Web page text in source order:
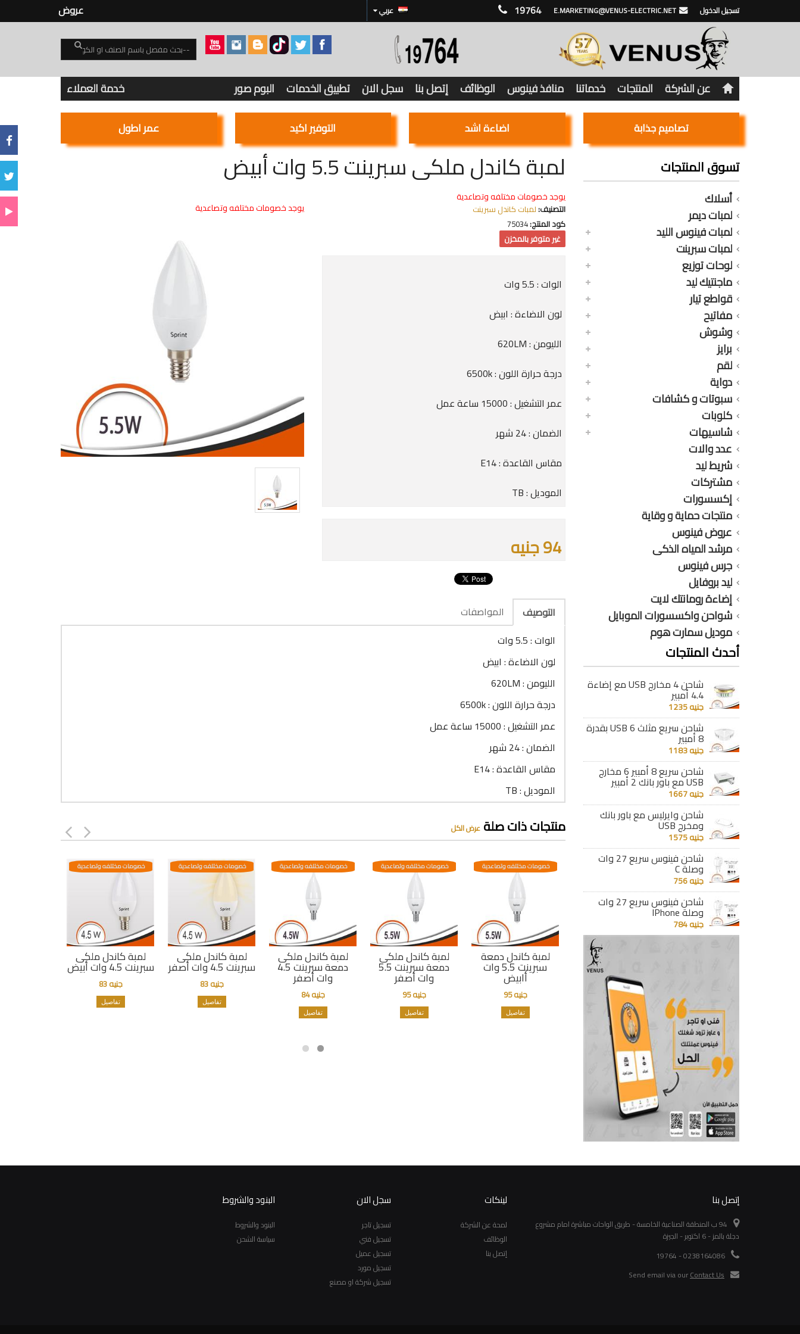
19764 E.MARKETING@VENUS-ELECTRIC.NET تسجيل الدخول عربي عروض
عن الشركة المنتجات خدماتنا منافذ فينوس الوظائف إتصل بنا سجل الان تطبيق الخدمات البوم صور خدمة العملاء
تصاميم جذابة اضاءة اشد التوفير اكيد عمر اطول
تسوق المنتجات
أسلاك
لمبات ديمر
لمبات فينوس الليد
لمبات سبرينت
لوحات توزيع
ماجنتيك ليد
قواطع تيار
مفاتيح
وشوش
برايز
لقم
دواية
سبوتات و كشافات
كلوبات
شاسيهات
عدد والات
شريط ليد
مشتركات
إكسسورات
منتجات حماية و وقاية
عروض فينوس
مرشد المياه الذكى
جرس فينوس
ليد بروفايل
إضاءة رومانتك لايت
شواحن واكسسورات الموبايل
موديل سمارت هوم
أحدث المنتجات
شاحن 4 مخارج USB مع إضاءة
4.4 أمبير
جنيه 1235
شاحن سريع مثلث 6 USB بقدرة
8 أمبير
جنيه 1183
شاحن سريع 8 أمبير 6 مخارج
USB مع باور بانك 2 أمبير
جنيه 1667
شاحن وايرليس مع باور بانك
ومخرج USB
جنيه 1575
شاحن فينوس سريع 27 وات
وصلة C
جنيه 756
شاحن فينوس سريع 27 وات
وصلة IPhone
جنيه 784
لمبة كاندل ملكى سبرينت 5.5 وات أبيض
يوجد خصومات مختلفه وتصاعدية
التصنيف:لمبات كاندل سبرينت
كود المنتج:75034
غير متوفر بالمخزن
الوات : 5.5 وات
لون الاضاءة : ابيض
الليومن : 620LM
درجة حرارة اللون : 6500k
عمر التشغيل : 15000 ساعة عمل
الضمان : 24 شهر
مقاس القاعدة : E14
الموديل : TB
94 جنيه
يوجد خصومات مختلفه وتصاعدية
التوصيف
المواصفات
الوات : 5.5 وات
لون الاضاءة : ابيض
الليومن : 620LM
درجة حرارة اللون : 6500k
عمر التشغيل : 15000 ساعة عمل
الضمان : 24 شهر
مقاس القاعدة : E14
الموديل : TB
منتجات ذات صلةعرض الكل
لمبة كاندل ملكى
سبرينت 4.5 وات أبيض
خصومات مختلفه وتصاعدية
جنيه 83
تفاصيل
لمبة كاندل ملكى
سبرينت 4.5 وات أصفر
خصومات مختلفه وتصاعدية
جنيه 83
تفاصيل
لمبة كاندل ملكى
دمعة سبرينت 4.5
وات أصفر
خصومات مختلفه وتصاعدية
جنيه 84
تفاصيل
لمبة كاندل ملكى
دمعة سبرينت 5.5
وات أصفر
خصومات مختلفه وتصاعدية
جنيه 95
تفاصيل
لمبة كاندل دمعة
سبرينت 5.5 وات
أابيض
خصومات مختلفه وتصاعدية
جنيه 95
تفاصيل
لمبة كاندل ملكى
دمعة سبرينت 4.5
وات أبيض
خصومات مختلفه وتصاعدية
جنيه 84
تفاصيل
خصومات مختلفه وتصاعدية
إتصل بنا
94 ب المنطقة الصناعية الخامسة - طريق الواحات مباشرة امام مشروع
دجلة بالمز - 6 اكتوبر - الجيزة
0238164086 - 19764
Send email via ourContact Us
لينكات
لمحة عن الشركة
الوظائف
إتصل بنا
سجل الان
تسجيل تاجر
تسجيل فني
تسجيل عميل
تسجيل مورد
تسجيل شركة او مصنع
البنود والشروط
البنود والشروط
سياسة الشحن